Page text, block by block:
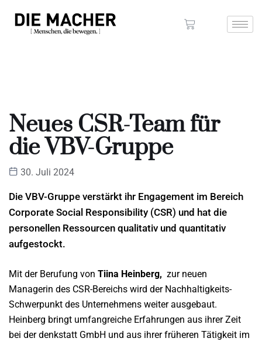
Neues CSR-Team für
die VBV-Gruppe
30. Juli 2024
Die VBV-Gruppe verstärkt ihr Engagement im Bereich
Corporate Social Responsibility (CSR) und hat die
personellen Ressourcen qualitativ und quantitativ
aufgestockt.
Mit der Berufung von Tiina Heinberg, zur neuen
Managerin des CSR-Bereichs wird der Nachhaltigkeits-
Schwerpunkt des Unternehmens weiter ausgebaut.
Heinberg bringt umfangreiche Erfahrungen aus ihrer Zeit
bei der denkstatt GmbH und aus ihrer früheren Tätigkeit im